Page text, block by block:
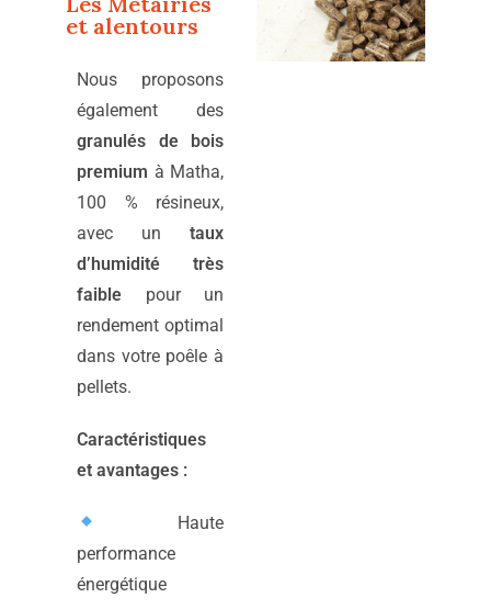
et alentours
Nous proposons
également des
granulés de bois
premium à Matha,
100 % résineux,
avec un taux
d’humidité très
faible pour un
rendement optimal
dans votre poêle à
pellets.
Caractéristiques
et avantages :
Haute
performance
énergétique